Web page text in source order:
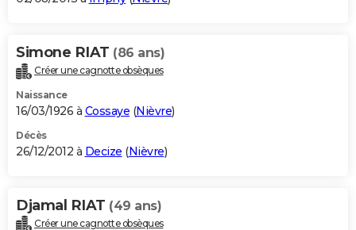
Simone RIAT (86 ans)
Créer une cagnotte obsèques
Naissance
16/03/1926 à Cossaye (Nièvre)
Décès
26/12/2012 à Decize (Nièvre)
Djamal RIAT (49 ans)
Créer une cagnotte obsèques